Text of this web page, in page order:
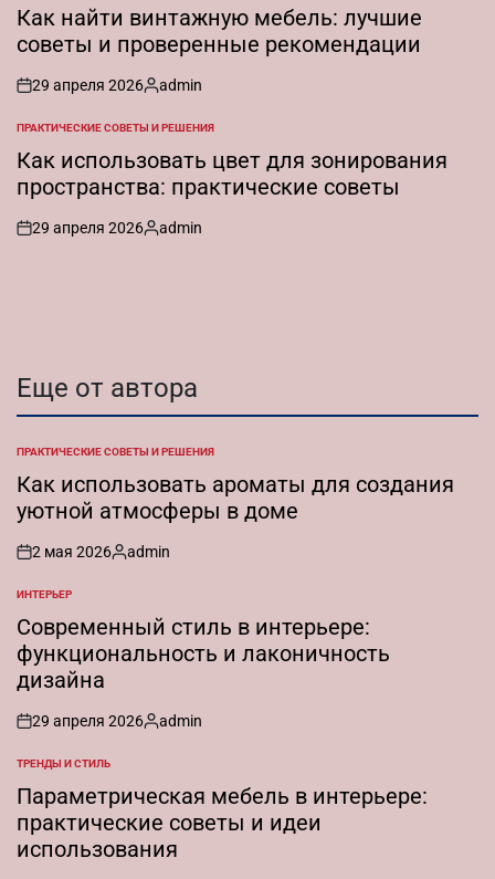
ВКак найти винтажную мебель: лучшие
советы и проверенные рекомендации
on
29 апреля 2026
Запись
admin
ОПУБЛИКОВАНО
В
ПРАКТИЧЕСКИЕ СОВЕТЫ И РЕШЕНИЯ
Как использовать цвет для зонирования
пространства: практические советы
on
29 апреля 2026
Запись
admin
Еще от автора
ОПУБЛИКОВАНО
В
ПРАКТИЧЕСКИЕ СОВЕТЫ И РЕШЕНИЯ
Как использовать ароматы для создания
уютной атмосферы в доме
on
2 мая 2026
Запись
admin
ОПУБЛИКОВАНО
В
ИНТЕРЬЕР
Современный стиль в интерьере:
функциональность и лаконичность
дизайна
on
29 апреля 2026
Запись
admin
ОПУБЛИКОВАНО
В
ТРЕНДЫ И СТИЛЬ
Параметрическая мебель в интерьере:
практические советы и идеи
использования